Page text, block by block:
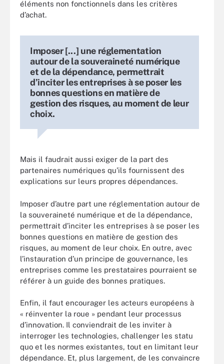
éléments non fonctionnels dans les critères
d’achat.
Imposer [...] une réglementation
autour de la souveraineté numérique
et de la dépendance, permettrait
d’inciter les entreprises à se poser les
bonnes questions en matière de
gestion des risques, au moment de leur
choix.
Mais il faudrait aussi exiger de la part des
partenaires numériques qu’ils fournissent des
explications sur leurs propres dépendances.
Imposer d’autre part une réglementation autour de
la souveraineté numérique et de la dépendance,
permettrait d’inciter les entreprises à se poser les
bonnes questions en matière de gestion des
risques, au moment de leur choix. En outre, avec
l’instauration d’un principe de gouvernance, les
entreprises comme les prestataires pourraient se
référer à un guide des bonnes pratiques.
Enfin, il faut encourager les acteurs européens à
« réinventer la roue » pendant leur processus
d’innovation. Il conviendrait de les inviter à
interroger les technologies, challenger les statu
quo et les normes existantes, tout en limitant leur
dépendance. Et, plus largement, de les convaincre